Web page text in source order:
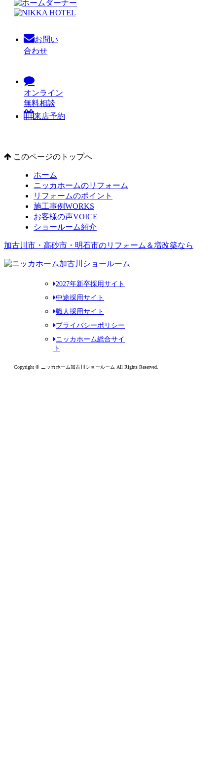
お問い
合わせ
オンライン
無料相談
来店予約
このページのトップへ
ホーム
ニッカホームのリフォーム
リフォームのポイント
施工事例WORKS
お客様の声VOICE
ショールーム紹介
加古川市・高砂市・明石市のリフォーム＆増改築なら
2027年新卒採用サイト
中途採用サイト
職人採用サイト
プライバシーポリシー
ニッカホーム総合サイ
ト
Copyright © ニッカホーム加古川ショールーム All Rights Reserved.